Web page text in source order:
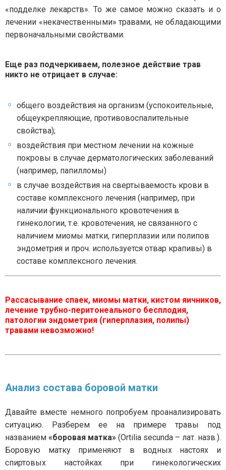
«подделке лекарств». То же самое можно сказать и о
лечении «некачественными» травами, не обладающими
первоначальными свойствами.
Еще раз подчеркиваем, полезное действие трав
никто не отрицает в случае:
общего воздействия на организм (успокоительные,
общеукрепляющие, противовоспалительные
свойства);
воздействия при местном лечении на кожные
покровы в случае дерматологических заболеваний
(например, папилломы)
в случае воздействия на свертываемость крови в
составе комплексного лечения (например, при
наличии функционального кровотечения в
гинекологии, т.е. кровотечения, не связанного с
наличием миомы матки, гиперплазии или полипов
эндометрия и проч. используется отвар крапивы) в
составе комплексного лечения.
Рассасывание спаек, миомы матки, кистом яичников,
лечение трубно-перитонеального бесплодия,
патологии эндометрия (гиперплазия, полипы)
травами невозможно!
Анализ состава боровой матки
Давайте вместе немного попробуем проанализировать
ситуацию. Разберем ее на примере травы под
названием «боровая матка» (Ortilia secunda – лат. назв.).
Боровую матку применяют в водных настоях и
спиртовых настойках при гинекологических